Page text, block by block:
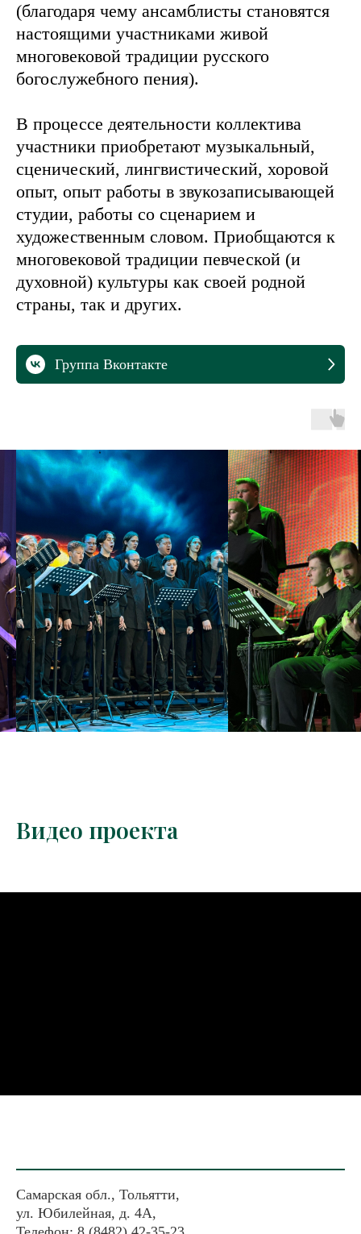
(благодаря чему ансамблисты становятся
настоящими участниками живой
многовековой традиции русского
богослужебного пения).
В процессе деятельности коллектива
участники приобретают музыкальный,
сценический, лингвистический, хоровой
опыт, опыт работы в звукозаписывающей
студии, работы со сценарием и
художественным словом. Приобщаются к
многовековой традиции певческой (и
духовной) культуры как своей родной
страны, так и других.
Группа Вконтакте
Видео проекта
Самарская обл., Тольятти,
ул. Юбилейная, д. 4А,